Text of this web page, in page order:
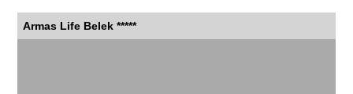
Armas Life Belek *****